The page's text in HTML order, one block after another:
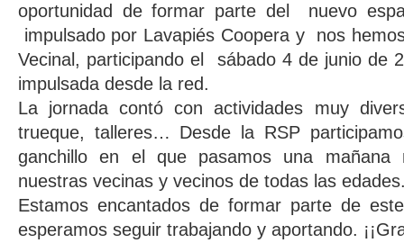
oportunidad de formar parte del nuevo
impulsado por Lavapiés Coopera y nos
Vecinal, participando el sábado 4 de junio de
impulsada desde la red.
La jornada contó con actividades muy
trueque, talleres… Desde la RSP
ganchillo en el que pasamos una mañana
nuestras vecinas y vecinos de todas las
Estamos encantados de formar parte de
esperamos seguir trabajando y aportando.